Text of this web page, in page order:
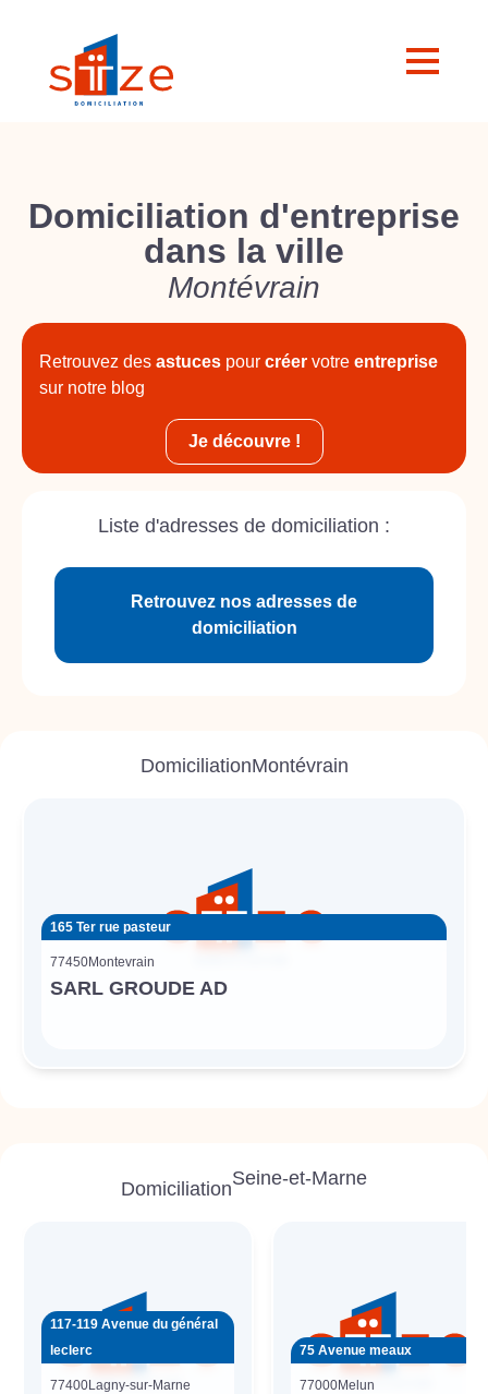
Domiciliation d'entreprise
dans la ville
Montévrain
Retrouvez des astuces pour créer votre entreprise
sur notre blog
Je découvre !
Liste d'adresses de domiciliation :
Retrouvez nos adresses de
domiciliation
DomiciliationMontévrain
165 Ter rue pasteur
77450Montevrain
SARL GROUDE AD
DomiciliationSeine-et-Marne
117-119 Avenue du général
leclerc
77400Lagny-sur-Marne
75 Avenue meaux
77000Melun